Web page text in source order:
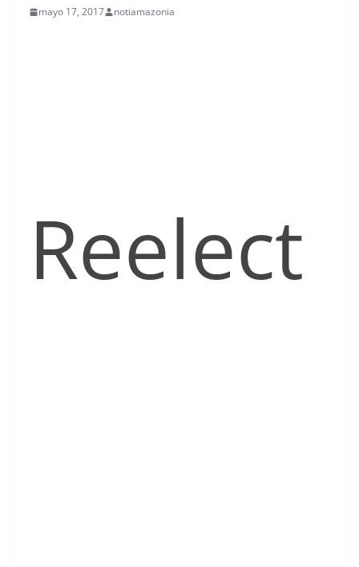
mayo 17, 2017 notiamazonia
Reelect